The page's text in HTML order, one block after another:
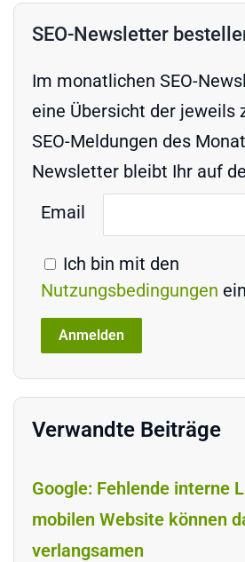
SEO-Newsletter
Im monatlichen SEO-
eine Übersicht der jeweils
SEO-Meldungen des
Newsletter bleibt Ihr auf
Email
Ich bin mit den
Nutzungsbedingungen
Verwandte Beiträge
Google: Fehlende interne
mobilen Website können
verlangsamen